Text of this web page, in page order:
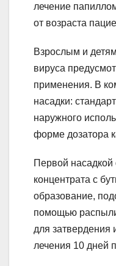
лечение
от возраста
Взрослым и
вируса
применения. В
насадки:
наружного
форме дозатора
Первой
концентрата с
образование,
помощью
для затвердения
лечения 10 дней